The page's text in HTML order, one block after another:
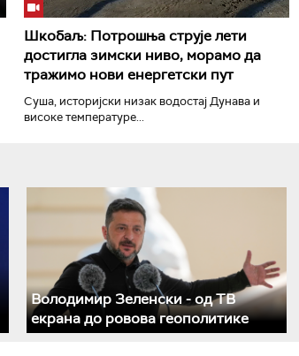
Шкобаљ: Потрошња струје лети
достигла зимски ниво, морамо да
тражимо нови енергетски пут
Суша, историјски низак водостај Дунава и
високе температуре...
Володимир Зеленски - од ТВ
екрана до ровова геополитике